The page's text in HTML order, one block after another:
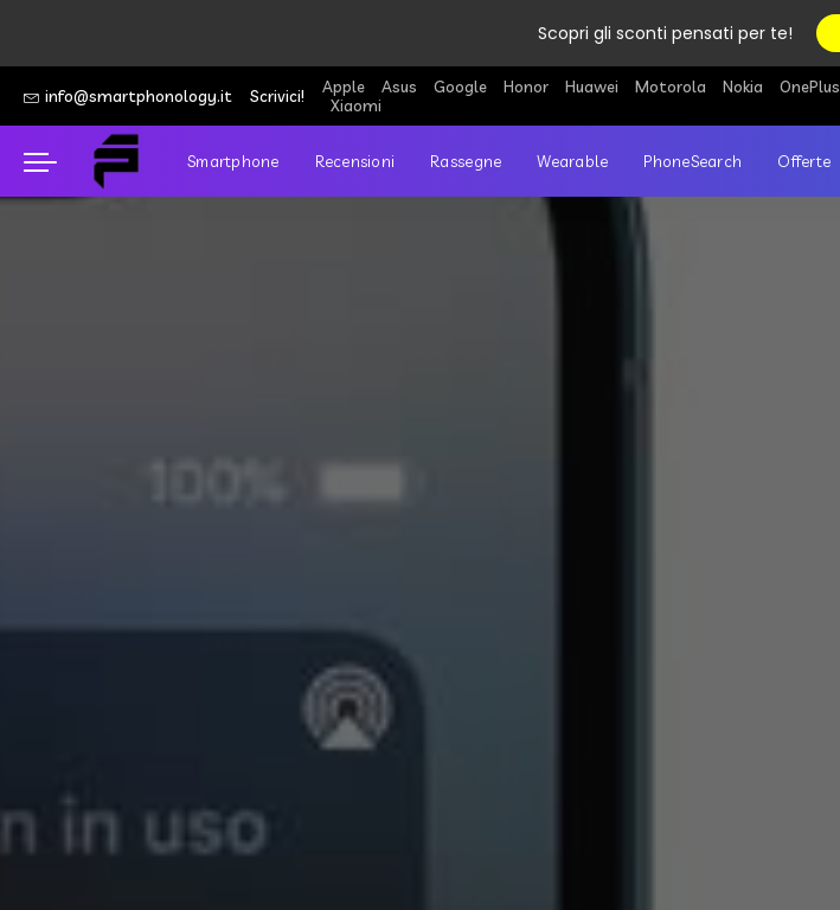
Scopri gli sconti pensati per te!
info@smartphonology.it Scrivici! Apple Asus Google Honor Huawei Motorola Nokia OnePlus
Xiaomi
Smartphone Recensioni Rassegne Wearable PhoneSearch Offerte